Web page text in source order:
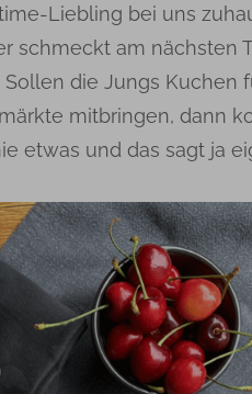
Liebling bei uns
schmeckt am nächsten
die Jungs Kuchen
mitbringen, dann
etwas und das sagt ja